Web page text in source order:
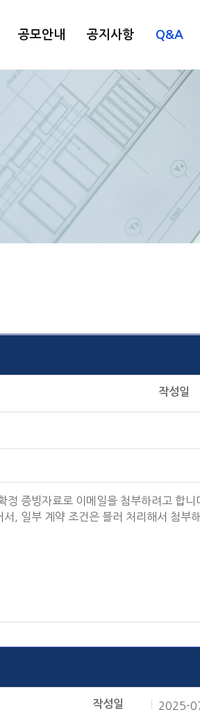
공모안내 공지사항 Q&A
작성일
정 증빙자료로 이메일을 첨부하려고
서, 일부 계약 조건은 블러 처리해서 첨부
작성일 2025-